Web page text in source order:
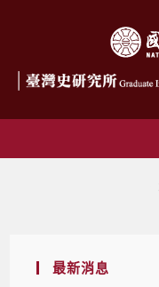
最新消息